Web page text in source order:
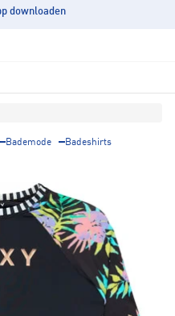
downloaden
Bademode
Badeshirts